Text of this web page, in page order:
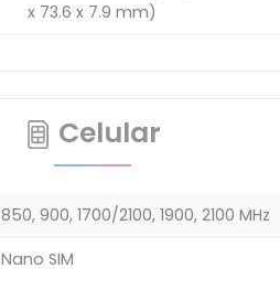
x 73.6 x 7.9 mm)
Celular
850, 900, 1700/2100, 1900, 2100 MHz
Nano SIM